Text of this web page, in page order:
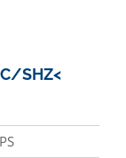
SHZ<